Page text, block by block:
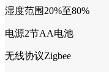
湿度范围20%至80%
电源2节AA电池
无线协议Zigbee